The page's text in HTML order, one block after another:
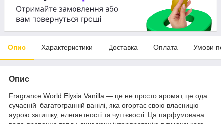
Опис Характеристики Доставка Оплата Умови
Опис
Fragrance World Elysia Vanilla — це не просто аромат, це ода
сучасній, багатогранній ванілі, яка огортає свою власницю
аурою затишку, елегантності та чуттєвості. Ця парфумована